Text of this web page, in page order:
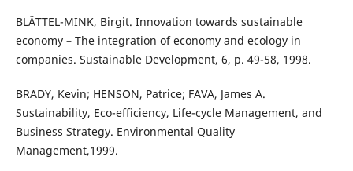
BLÄTTEL-MINK, Birgit. Innovation towards sustainable
economy – The integration of economy and ecology in
companies. Sustainable Development, 6, p. 49-58, 1998.
BRADY, Kevin; HENSON, Patrice; FAVA, James A.
Sustainability, Eco-efficiency, Life-cycle Management, and
Business Strategy. Environmental Quality
Management,1999.